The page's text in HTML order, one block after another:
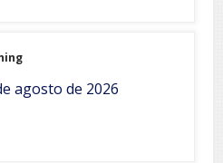
agosto de 2026